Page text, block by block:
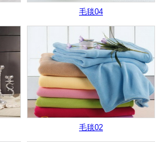
毛毯04
毛毯02